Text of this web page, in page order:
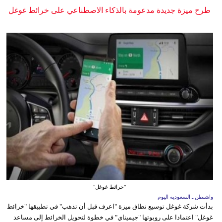
طرح ميزة جديدة مدعومة بالذكاء الاصطناعي على خرائط غوغل
"خرائط غوغل"
واشنطن ـ السعودية اليوم
بدأت شركة غوغل توسيع نطاق ميزة "اعرف قبل أن تذهب" في تطبيقها "خرائط
غوغل" اعتمادا على روبوتها "جيميناي" في خطوة لتحويل الخرائط إلى مساعد